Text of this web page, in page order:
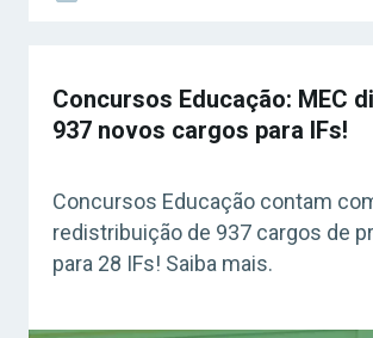
Concursos Educação: MEC
937 novos cargos para IFs!
Concursos Educação contam
redistribuição de 937 cargos de
para 28 IFs! Saiba mais.